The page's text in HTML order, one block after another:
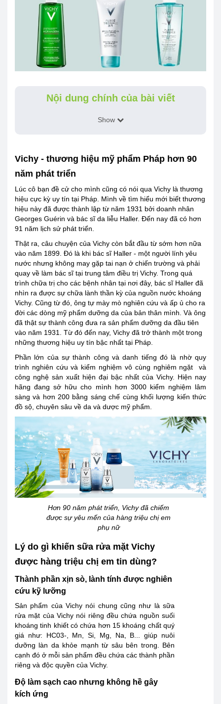
Nội dung chính của bài viết
Show
Vichy - thương hiệu mỹ phẩm Pháp hơn 90
năm phát triển
Lúc cô bạn đề cử cho mình cũng có nói qua Vichy là thương
hiệu cực kỳ uy tín tại Pháp. Mình về tìm hiểu mới biết thương
hiệu này đã được thành lập từ năm 1931 bởi doanh nhân
Georges Guérin và bác sĩ da liễu Haller. Đến nay đã có hơn
91 năm lịch sử phát triển.
Thật ra, câu chuyện của Vichy còn bắt đầu từ sớm hơn nữa
vào năm 1899. Đó là khi bác sĩ Haller - một người lính yêu
nước nhưng không may gặp tai nạn ở chiến trường và phải
quay về làm bác sĩ tại trung tâm điều trị Vichy. Trong quá
trình chữa trị cho các bệnh nhân tại nơi đây, bác sĩ Haller đã
nhìn ra được sự chữa lành thần kỳ của nguồn nước khoáng
Vichy. Cũng từ đó, ông tự mày mò nghiên cứu và ấp ủ cho ra
đời các dòng mỹ phẩm dưỡng da của bản thân mình. Và ông
đã thật sự thành công đưa ra sản phẩm dưỡng da đầu tiên
vào năm 1931. Từ đó đến nay, Vichy đã trở thành một trong
những thương hiệu uy tín bậc nhất tại Pháp.
Phần lớn của sự thành công và danh tiếng đó là nhờ quy
trình nghiên cứu và kiểm nghiệm vô cùng nghiêm ngặt và
công nghệ sản xuất hiện đại bậc nhất của Vichy. Hiện nay
hãng đang sở hữu cho mình hơn 3000 kiểm nghiệm lâm
sàng và hơn 200 bằng sáng chế cùng khối lượng kiến thức
đồ sộ, chuyên sâu về da và dược mỹ phẩm.
Hơn 90 năm phát triển, Vichy đã chiếm
được sự yêu mến của hàng triệu chị em
phụ nữ
Lý do gì khiến sữa rửa mặt Vichy
được hàng triệu chị em tin dùng?
Thành phần xịn sò, lành tính được nghiên
cứu kỹ lưỡng
Sản phẩm của Vichy nói chung cũng như là sữa
rửa mặt của Vichy nói riêng đều chứa nguồn suối
khoáng tinh khiết có chứa hơn 15 khoáng chất quý
giá như: HC03-, Mn, Si, Mg, Na, B ... giúp nuôi
dưỡng làn da khỏe mạnh từ sâu bên trong. Bên
cạnh đó ở mỗi sản phẩm đều chứa các thành phần
riêng và độc quyền của Vichy.
Độ làm sạch cao nhưng không hề gây
kích ứng